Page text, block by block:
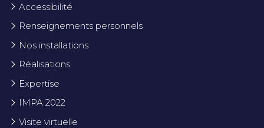
Accessibilité
Renseignements personnels
Nos installations
Réalisations
Expertise
IMPA 2022
Visite virtuelle